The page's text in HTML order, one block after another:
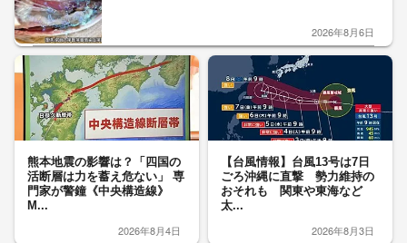
2026年8月6日
熊本地震の影響は？「四国の
活断層は力を蓄え危ない」 専
門家が警鐘《中央構造線》
M...
2026年8月4日
【台風情報】台風13号は7日
ごろ沖縄に直撃 勢力維持の
おそれも 関東や東海など
太...
2026年8月3日